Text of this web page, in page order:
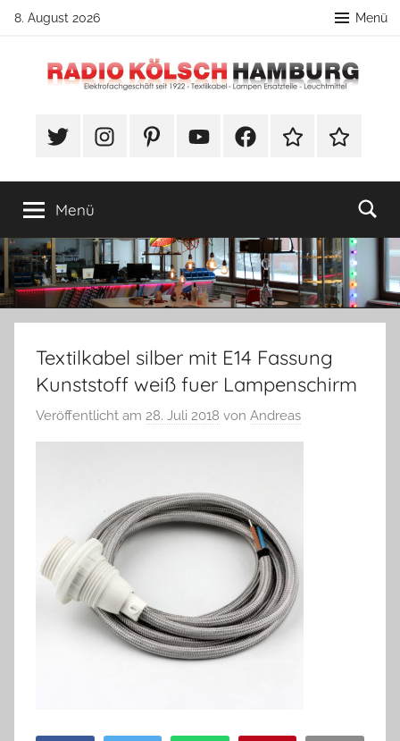
Zum
springen
8. August 2026 Menü
Radio
Hamburg
Lampenbau
#TwitterInstagramPinterestYouTubeFacebookTikTok Webshop
Menü
Textilkabel silber mit E14 Fassung
Kunststoff weiß fuer Lampenschirm
Veröffentlicht am 28. Juli 2018 von Andreas